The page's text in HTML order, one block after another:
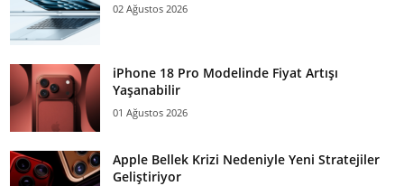
02 Ağustos 2026
iPhone 18 Pro Modelinde Fiyat Artışı
Yaşanabilir
01 Ağustos 2026
Apple Bellek Krizi Nedeniyle Yeni Stratejiler
Geliştiriyor